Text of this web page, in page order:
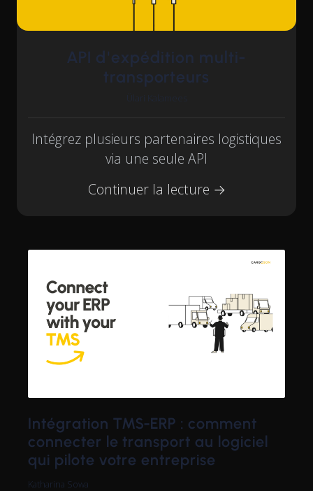
API d'expédition multi-
transporteurs
Ülari Kalamees
Intégrez plusieurs partenaires logistiques
via une seule API
Continuer la lecture →
Intégration TMS-ERP : comment
connecter le transport au logiciel
qui pilote votre entreprise
Katharina Sowa